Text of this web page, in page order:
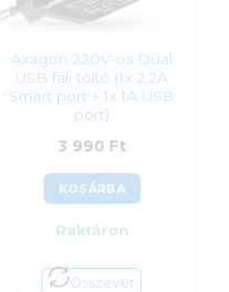
Axagon 220V-os Dual
USB fali töltő (1x 2,2A
Smart port + 1x 1A USB
port)
3 990 Ft
KOSÁRBA
Raktáron
Összevet